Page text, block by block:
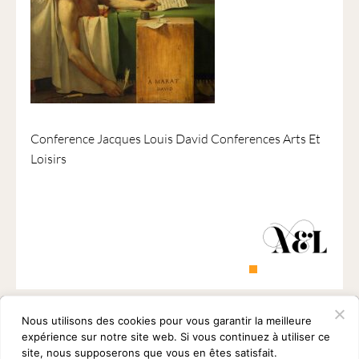
1901
ayant
une
vocation
culturelle.
Conference Jacques Louis David Conferences Arts Et
Loisirs
Nous utilisons des cookies pour vous garantir la meilleure
expérience sur notre site web. Si vous continuez à utiliser ce
site, nous supposerons que vous en êtes satisfait.